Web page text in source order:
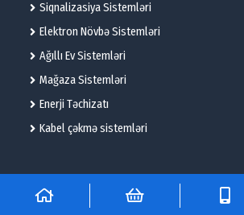
Siqnalizasiya Sistemləri
Elektron Növbə Sistemləri
Ağıllı Ev Sistemləri
Mağaza Sistemləri
Enerji Təchizatı
Kabel çəkmə sistemləri
© 2025 – Flame Technologies